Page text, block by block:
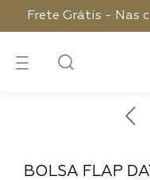
Frete Grátis - Nas
BOLSA FLAP